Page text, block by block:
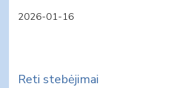
2026-01-16
Reti stebėjimai